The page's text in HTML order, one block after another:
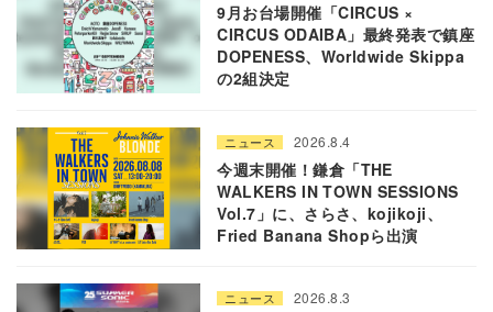
9月お台場開催「CIRCUS ×
CIRCUS ODAIBA」最終発表で鎮座
DOPENESS、Worldwide Skippa
の2組決定
ニュース 2026.8.4
今週末開催！鎌倉「THE
WALKERS IN TOWN SESSIONS
Vol.7」に、さらさ、kojikoji、
Fried Banana Shopら出演
ニュース 2026.8.3